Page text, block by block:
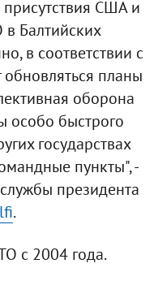
США и
Балтийских
в соответствии с
планы
оборона
особо быстрого
государствах
пункты", -
президента
.
с 2004 года.